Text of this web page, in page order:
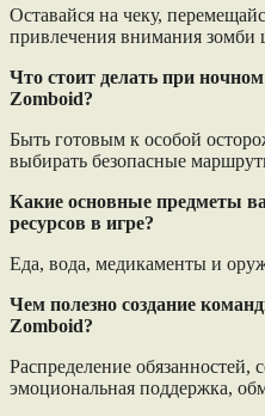
Оставайся на чеку,
привлечения внимания
Что стоит делать при
Zomboid?
Быть готовым к особой
выбирать безопасные
Какие основные предметы
ресурсов в игре?
Еда, вода, медикаменты и
Чем полезно создание
Zomboid?
Распределение обязанностей,
эмоциональная поддержка,